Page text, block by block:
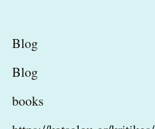
Blog
Blog
books